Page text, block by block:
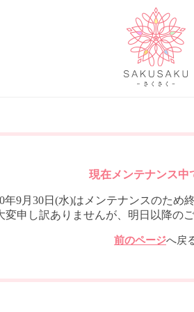
現在メンテナンス中
年9月30日(水)はメンテナンスのため
変申し訳ありませんが、明日以降の
前のページへ戻